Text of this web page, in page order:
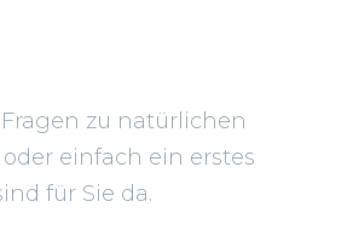
zu natürlichen
einfach ein erstes
für Sie da.